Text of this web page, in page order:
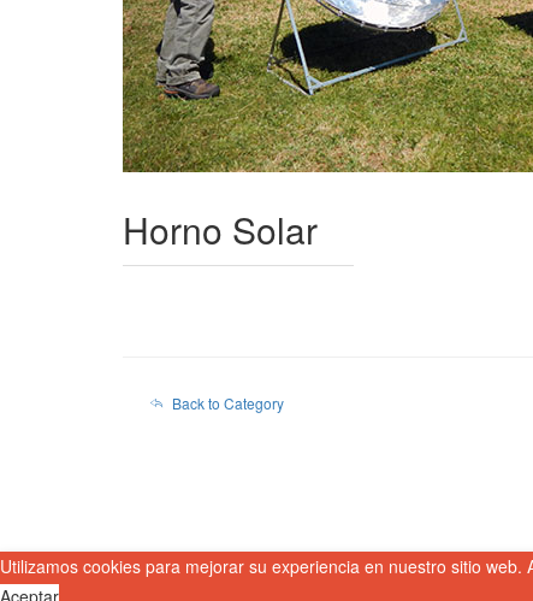
Horno Solar
Back to Category
Utilizamos cookies para mejorar su experiencia en nuestro sitio
Aceptar